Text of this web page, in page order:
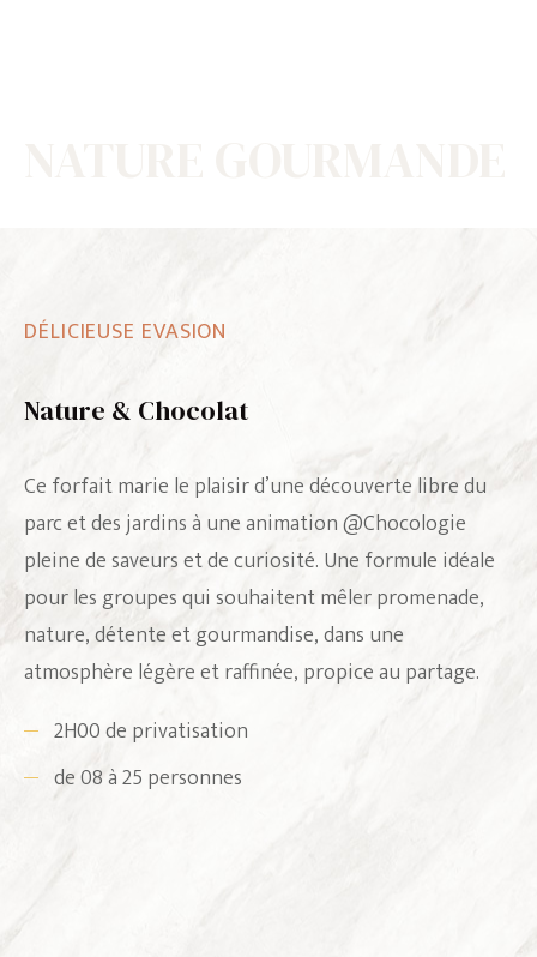
DÉLICIEUSE EVASION
Nature & Chocolat
Ce forfait marie le plaisir d’une découverte libre du
parc et des jardins à une animation @Chocologie
pleine de saveurs et de curiosité. Une formule idéale
pour les groupes qui souhaitent mêler promenade,
nature, détente et gourmandise, dans une
atmosphère légère et raffinée, propice au partage.
2H00 de privatisation
de 08 à 25 personnes